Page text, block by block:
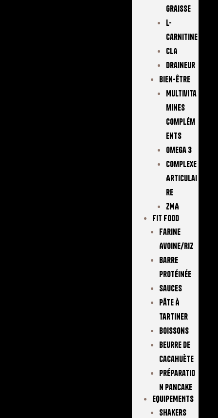
Graisse
L-
Carnitine
CLA
Draineur
Bien-Être
Multivita
Mines
Complém
Ents
Omega 3
Complexe
Articulai
Re
ZMA
FIT FOOD
Farine
Avoine/Riz
Barre
Protéinée
Sauces
Pâte À
Tartiner
Boissons
Beurre De
Cacahuète
Préparatio
N Pancake
EQUIPEMENTS
Shakers